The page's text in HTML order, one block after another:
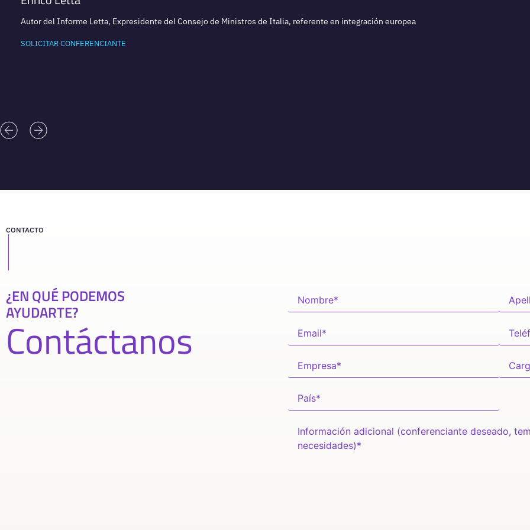
Autor del Informe Letta, Expresidente del Consejo de Ministros de Italia, referente en integración europea
SOLICITAR CONFERENCIANTE
CONTACTO
¿EN QUÉ PODEMOS
AYUDARTE?
Contáctanos